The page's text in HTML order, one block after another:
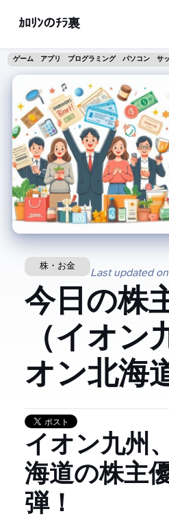
ｶﾛﾘﾝのﾁﾗ裏
ゲーム アプリ プログラミング パソコン サ
株・お金
Last updated on
今日の株
（2653 イオン
オン北海
2653 イオン九州
海道の株主
弾！